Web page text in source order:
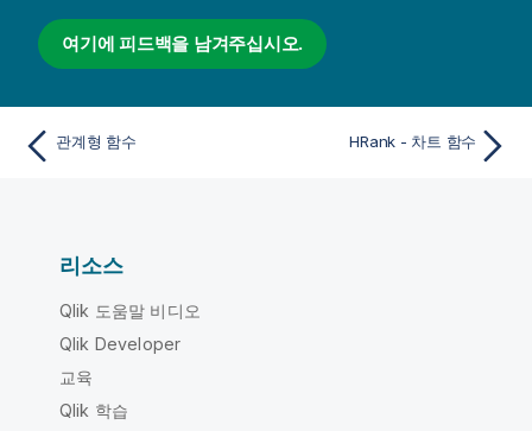
여기에 피드백을 남겨주십시오.
관계형 함수 HRank - 차트 함수
리소스
Qlik 도움말 비디오
Qlik Developer
교육
Qlik 학습